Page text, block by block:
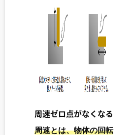
周速ゼロ点がなくなる
周速とは、物体の回転